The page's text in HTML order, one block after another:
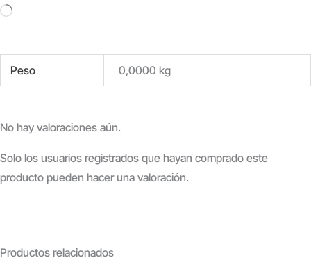
Cargando...
Peso 0,0000 kg
No hay valoraciones aún.
Solo los usuarios registrados que hayan comprado este
producto pueden hacer una valoración.
Productos relacionados